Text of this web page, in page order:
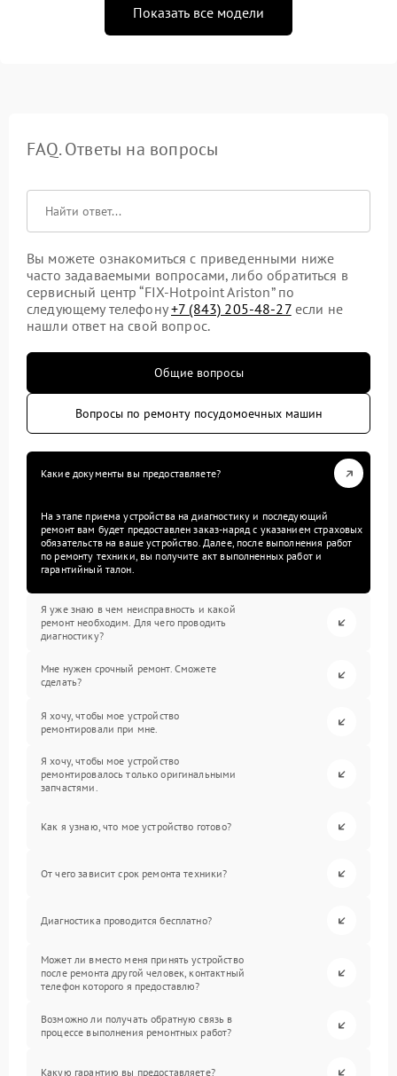
Показать все модели
FAQ. Ответы на вопросы
Вы можете ознакомиться с приведенными ниже
часто задаваемыми вопросами, либо обратиться в
сервисный центр “FIX-Hotpoint Ariston” по
следующему телефону+7 (843) 205-48-27если не
нашли ответ на свой вопрос.
Общие вопросы
Вопросы по ремонту посудомоечных машин
Какие документы вы предоставляете?
На этапе приема устройства на диагностику и последующий
ремонт вам будет предоставлен заказ-наряд с указанием страховых
обязательств на ваше устройство. Далее, после выполнения работ
по ремонту техники, вы получите акт выполненных работ и
гарантийный талон.
Я уже знаю в чем неисправность и какой
ремонт необходим. Для чего проводить
диагностику?
Мне нужен срочный ремонт. Сможете
сделать?
Я хочу, чтобы мое устройство
ремонтировали при мне.
Я хочу, чтобы мое устройство
ремонтировалось только оригинальными
запчастями.
Как я узнаю, что мое устройство готово?
От чего зависит срок ремонта техники?
Диагностика проводится бесплатно?
Может ли вместо меня принять устройство
после ремонта другой человек, контактный
телефон которого я предоставлю?
Возможно ли получать обратную связь в
процессе выполнения ремонтных работ?
Какую гарантию вы предоставляете?